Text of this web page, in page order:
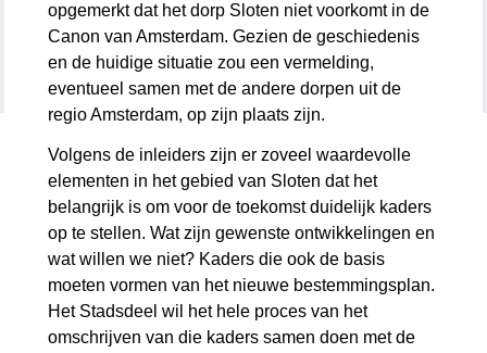
opgemerkt dat het dorp Sloten niet voorkomt in de
Canon van Amsterdam. Gezien de geschiedenis
en de huidige situatie zou een vermelding,
eventueel samen met de andere dorpen uit de
regio Amsterdam, op zijn plaats zijn.
Volgens de inleiders zijn er zoveel waardevolle
elementen in het gebied van Sloten dat het
belangrijk is om voor de toekomst duidelijk kaders
op te stellen. Wat zijn gewenste ontwikkelingen en
wat willen we niet? Kaders die ook de basis
moeten vormen van het nieuwe bestemmingsplan.
Het Stadsdeel wil het hele proces van het
omschrijven van die kaders samen doen met de